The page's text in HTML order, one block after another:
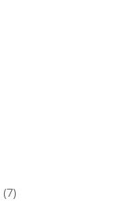
(7)